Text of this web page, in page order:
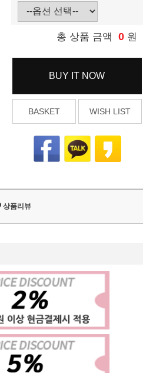
총 상품 금액 0 원
BUY IT NOW
BASKET WISH LIST
상품리뷰